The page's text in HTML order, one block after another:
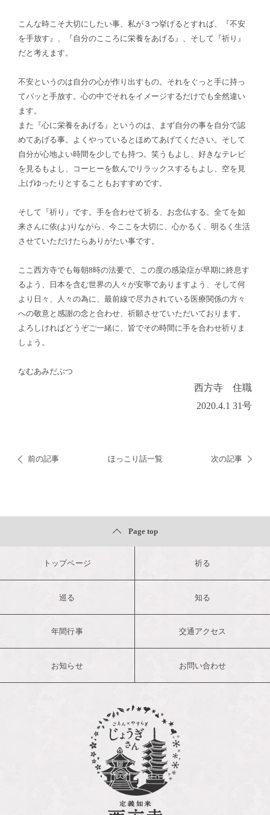
こんな時こそ大切にしたい事、私が３つ挙げるとすれば、『不安
を手放す』、『自分のこころに栄養をあげる』、そして『祈り』
だと考えます。
不安というのは自分の心が作り出すもの。それをぐっと手に持っ
てパッと手放す。心の中でそれをイメージするだけでも全然違い
ます。
また『心に栄養をあげる』というのは、まず自分の事を自分で認
めてあげる事。よくやっているとほめてあげてください。そして
自分が心地よい時間を少しでも持つ。笑うもよし、好きなテレビ
を見るもよし、コーヒーを飲んでリラックスするもよし、空を見
上げゆったりとすることもおすすめです。
そして『祈り』です。手を合わせて祈る、お念仏する。全てを如
来さんに依(よ)りながら、今ここを大切に、心かるく、明るく生活
させていただけたらありがたい事です。
ここ西方寺でも毎朝8時の法要で、この度の感染症が早期に終息す
るよう、日本を含む世界の人々が安寧でありますよう、そして何
より日々、人々の為に、最前線で尽力されている医療関係の方々
への敬意と感謝の念と合わせ、祈願させていただいております。
よろしければどうぞご一緒に、皆でその時間に手を合わせ祈りま
しょう。
なむあみだぶつ
西方寺 住職
2020.4.1 31号
前の記事 ほっこり話一覧 次の記事
Page top
トップページ 祈る
巡る 知る
年間行事 交通アクセス
お知らせ お問い合わせ